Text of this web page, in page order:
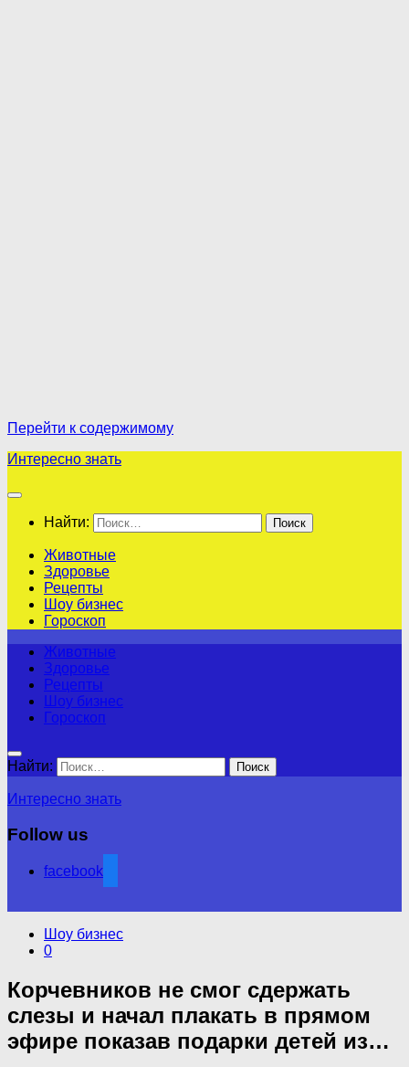
Перейти к содержимому
Интересно знать
Найти:
Животные
Здоровье
Рецепты
Шоу бизнес
Гороскоп
Животные
Здоровье
Рецепты
Шоу бизнес
Гороскоп
Найти:
Интересно знать
Follow us
facebook
Шоу бизнес
0
Корчевников не смог сдержать
слезы и начал плакать в прямом
эфире показав подарки детей из…